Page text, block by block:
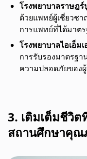
โรงพยาบาลราษฎ
ด้วยแพทย์ผู้เชี่ยวช
การแพทย์ที่ได้มาต
โรงพยาบาลไอเอ็ม
การรับรองมาตรฐ
ความปลอดภัยของ
3. เติมเต็มชีวิ
สถานศึกษาคุณ